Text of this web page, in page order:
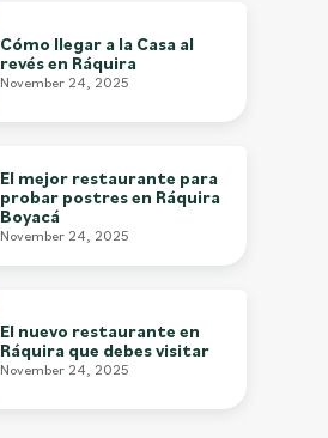
Cómo llegar a la Casa al
revés en Ráquira
November 24, 2025
El mejor restaurante para
probar postres en Ráquira
Boyacá
November 24, 2025
El nuevo restaurante en
Ráquira que debes visitar
November 24, 2025